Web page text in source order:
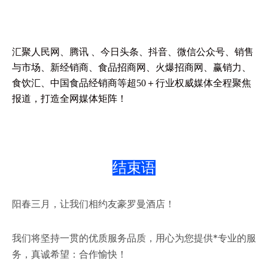
汇聚人民网、腾讯 、今日头条、抖音、微信公众号、销售
与市场、新经销商、食品招商网、火爆招商网、赢销力、
食饮汇、中国食品经销商等超50＋行业权威媒体全程聚焦
报道，打造全网媒体矩阵！
结束语
阳春三月，让我们相约友豪罗曼酒店！
我们将坚持一贯的优质服务品质， 用心为您提供*专业的服
务， 真诚希望： 合作愉快！